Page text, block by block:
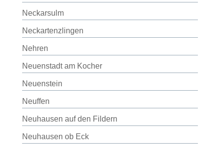
Neckarsulm
Neckartenzlingen
Nehren
Neuenstadt am Kocher
Neuenstein
Neuffen
Neuhausen auf den Fildern
Neuhausen ob Eck